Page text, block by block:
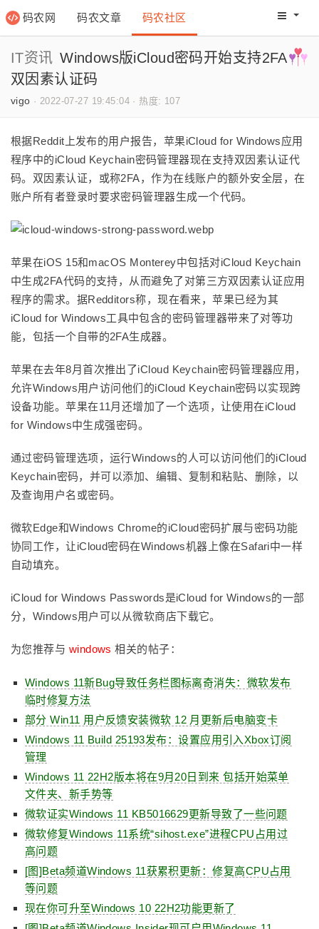
码农网 码农文章 码农社区 码农网
IT资讯 Windows版iCloud密码开始支持2FA
双因素认证码
vigo · 2022-07-27 19:45:04 · 热度: 107
根据Reddit上发布的用户报告，苹果iCloud for Windows应用
程序中的iCloud Keychain密码管理器现在支持双因素认证代
码。双因素认证，或称2FA，作为在线账户的额外安全层，在
账户所有者登录时要求密码管理器生成一个代码。
苹果在iOS 15和macOS Monterey中包括对iCloud Keychain
中生成2FA代码的支持，从而避免了对第三方双因素认证应用
程序的需求。据Redditors称，现在看来，苹果已经为其
iCloud for Windows工具中包含的密码管理器带来了对等功
能，包括一个自带的2FA生成器。
苹果在去年8月首次推出了iCloud Keychain密码管理器应用，
允许Windows用户访问他们的iCloud Keychain密码以实现跨
设备功能。苹果在11月还增加了一个选项，让使用在iCloud
for Windows中生成强密码。
通过密码管理选项，运行Windows的人可以访问他们的iCloud
Keychain密码，并可以添加、编辑、复制和粘贴、删除，以
及查询用户名或密码。
微软Edge和Windows Chrome的iCloud密码扩展与密码功能
协同工作，让iCloud密码在Windows机器上像在Safari中一样
自动填充。
iCloud for Windows Passwords是iCloud for Windows的一部
分，Windows用户可以从微软商店下载它。
为您推荐与 windows 相关的帖子：
Windows 11新Bug导致任务栏图标离奇消失：微软发布
临时修复方法
部分 Win11 用户反馈安装微软 12 月更新后电脑变卡
Windows 11 Build 25193发布：设置应用引入Xbox订阅
管理
Windows 11 22H2版本将在9月20日到来 包括开始菜单
文件夹、新手势等
微软证实Windows 11 KB5016629更新导致了一些问题
微软修复Windows 11系统“sihost.exe”进程CPU占用过
高问题
[图]Beta频道Windows 11获累积更新：修复高CPU占用
等问题
现在你可升至Windows 10 22H2功能更新了